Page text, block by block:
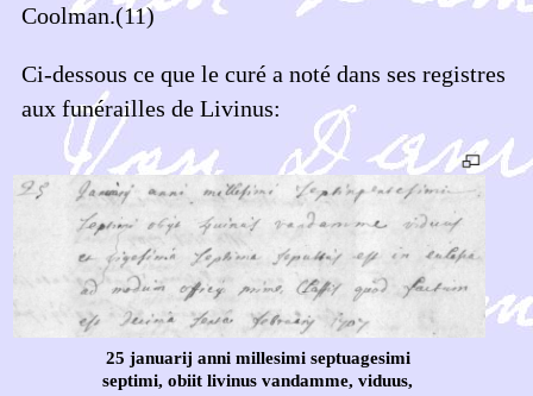
Coolman.(11)
Ci-dessous ce que le curé a noté dans ses registres
aux funérailles de Livinus:
25 januarij anni millesimi septuagesimi
septimi, obiit livinus vandamme, viduus,